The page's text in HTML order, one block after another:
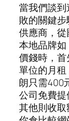
當我們談
敗的關鍵
供應商，
本地品牌
價錢時，首
單位的月
朗只需400
公司免費提
其他則收